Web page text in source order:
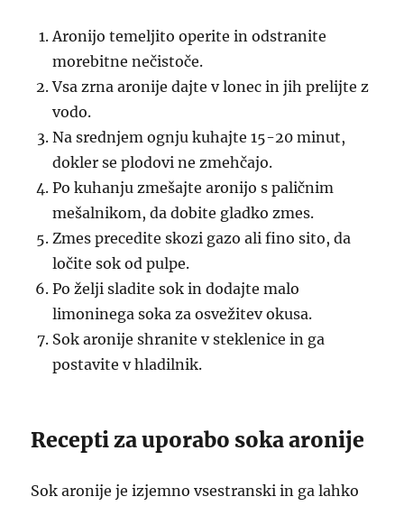
Aronijo temeljito operite in odstranite
morebitne nečistoče.
Vsa zrna aronije dajte v lonec in jih prelijte z
vodo.
Na srednjem ognju kuhajte 15-20 minut,
dokler se plodovi ne zmehčajo.
Po kuhanju zmešajte aronijo s paličnim
mešalnikom, da dobite gladko zmes.
Zmes precedite skozi gazo ali fino sito, da
ločite sok od pulpe.
Po želji sladite sok in dodajte malo
limoninega soka za osvežitev okusa.
Sok aronije shranite v steklenice in ga
postavite v hladilnik.
Recepti za uporabo soka aronije
Sok aronije je izjemno vsestranski in ga lahko